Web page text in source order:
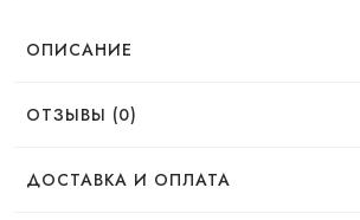
ОПИСАНИЕ
ОТЗЫВЫ (0)
Нет отзывов об этом товаре.
ДОСТАВКА И ОПЛАТА